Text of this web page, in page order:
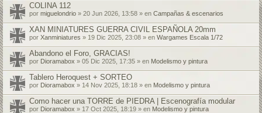
COLINA 112
por miguelondrio » 20 Jun 2026, 13:58 » en Campañas & escenarios
XAN MINIATURES GUERRA CIVIL ESPAÑOLA 20mm
por Xanminiatures » 19 Dic 2025, 23:08 » en Wargames Escala 1/72
Abandono el Foro, GRACIAS!
por Dioramabox » 05 Dic 2025, 17:35 » en Modelismo y pintura
Tablero Heroquest + SORTEO
por Dioramabox » 14 Nov 2025, 18:18 » en Modelismo y pintura
Como hacer una TORRE de PIEDRA | Escenografía modular
por Dioramabox » 17 Oct 2025, 18:19 » en Modelismo y pintura